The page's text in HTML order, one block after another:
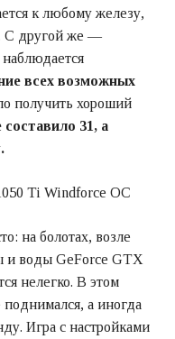
к любому железу,
С другой же —
всех возможных
получить хороший
31, а
на болотах, возле
и воды GeForce GTX
нелегко. В этом
поднимался, а иногда
Игра с настройками